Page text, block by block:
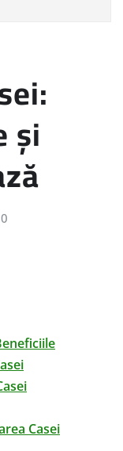
și
0
Casei